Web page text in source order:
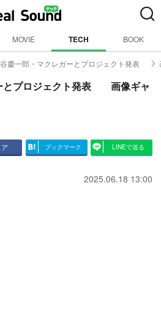
MOVIE TECH BOOK
慶一郎・マクレガーとプロジェクト発表
とプロジェクト発表 画像ギャ
ブックマーク LINEで送る
2025.06.18 13:00